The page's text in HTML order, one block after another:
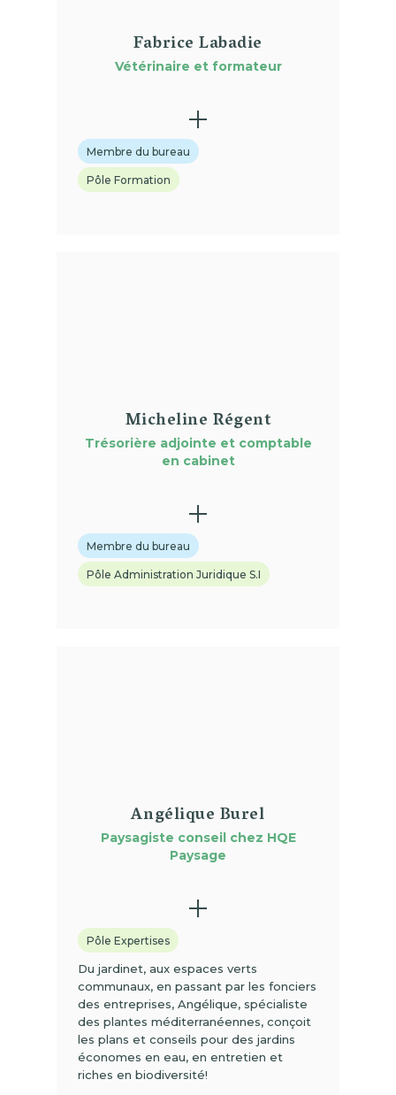
Fabrice Labadie
Vétérinaire et formateur
Membre du bureau
Pôle Formation
Micheline Régent
Trésorière adjointe et comptable
en cabinet
Membre du bureau
Pôle Administration Juridique S.I
Angélique Burel
Paysagiste conseil chez HQE
Paysage
Pôle Expertises
Du jardinet, aux espaces verts
communaux, en passant par les fonciers
des entreprises, Angélique, spécialiste
des plantes méditerranéennes, conçoit
les plans et conseils pour des jardins
économes en eau, en entretien et
riches en biodiversité!